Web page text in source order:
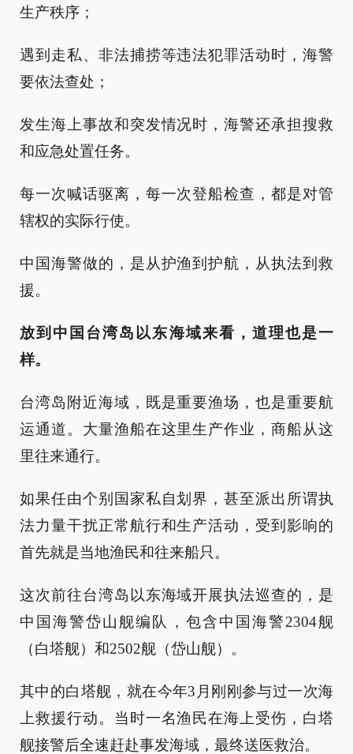
生产秩序；
遇到走私、非法捕捞等违法犯罪活动时，海警
要依法查处；
发生海上事故和突发情况时，海警还承担搜救
和应急处置任务。
每一次喊话驱离，每一次登船检查，都是对管
辖权的实际行使。
中国海警做的，是从护渔到护航，从执法到救
援。
放到中国台湾岛以东海域来看，道理也是一
样。
台湾岛附近海域，既是重要渔场，也是重要航
运通道。大量渔船在这里生产作业，商船从这
里往来通行。
如果任由个别国家私自划界，甚至派出所谓执
法力量干扰正常航行和生产活动，受到影响的
首先就是当地渔民和往来船只。
这次前往台湾岛以东海域开展执法巡查的，是
中国海警岱山舰编队，包含中国海警2304舰
（白塔舰）和2502舰（岱山舰）。
其中的白塔舰，就在今年3月刚刚参与过一次海
上救援行动。当时一名渔民在海上受伤，白塔
舰接警后全速赶赴事发海域，最终送医救治。